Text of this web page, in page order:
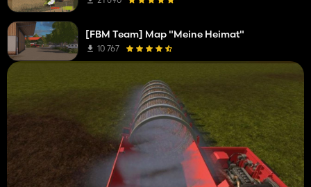
[FBM Team] Map "Meine Heimat"
10 767